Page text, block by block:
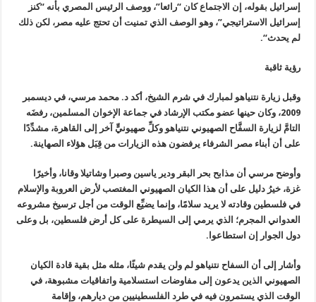
إسرائيل بقوله، إن الاجتماع كان “رائعا”، ووصف الرئيس المصري بأنه“كنز
إسرائيل الاستراتيجي”، وهو الوصف الذي تمنيت أن تحتج عليه مصر، لكن ذلك
لم يحدث“.
رؤية ثاقبة
وقبل زيارة نتنياهو لمبارك في شرم الشيخ، أكد د. محمد مرسي، في ديسمبر
2009، وكان حينها عضو مكتب الإرشاد في جماعة الإخوان المسلمين، رفضَه
التامَّ لزيارة السفَّاح الصهيوني نتنياهو وكلِّ صهيونيٍّ آخر إلى القاهرة، مشدِّدًا
على أن أبناء مصر الشرفاء يرفضون هذه الزيارات من قِبَل هؤلاء الصهاينة.
وأوضح مرسي أن مذابح بحر البقر ودير ياسين وصبرا وشاتيلا وقانا، وأخيرًا
غزة، خيرُ دليل على أن هذا الكيان الصهيوني المغتصب لأرض العروبة والإسلام
في فلسطين وقادته لا يريد سلامًا، وإنما يضيِّع الوقت من أجل ترسيخ مشروعه
العدواني المجرم؛ الذي يرمي إلى السيطرة على كل أرض فلسطين، بل وعلى
دول الجوار إن استطاعوا .
وأشار إلى أن السفاح نتنياهو لم ولن يقدم شيئًا، مثله مثل بقية قادة الكيان
الصهيوني الذين يدعون إلى مفاوضات استسلامية واتفاقيات مشبوهة، في
الوقت الذي يستمرون فيه في طرد الفلسطينيين من ديارهم، وإقامة